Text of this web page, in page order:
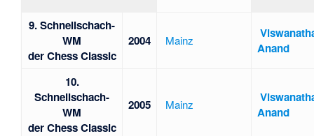
9. Schnellschach-
WM
der Chess Classic
2004 Mainz
Anand
10.
Schnellschach-
WM
der Chess Classic
2005 Mainz
Anand